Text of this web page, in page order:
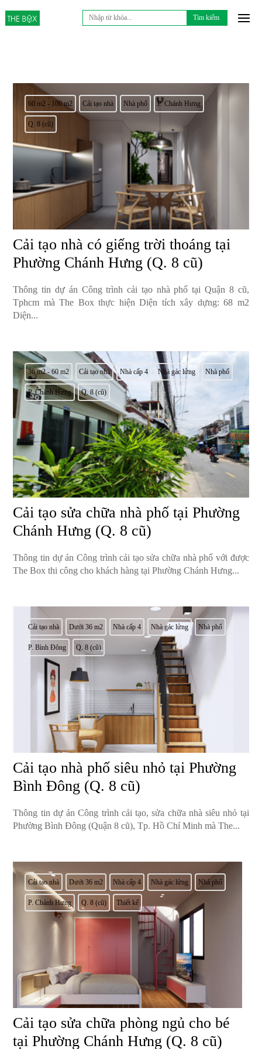
Tìm
kiếm
60 m2 - 100 m2 Cải tạo nhà Nhà phố P. Chánh Hưng
Q. 8 (cũ)
Cải tạo nhà có giếng trời thoáng tại
Phường Chánh Hưng (Q. 8 cũ)
Thông tin dự án Công trình cải tạo nhà phố tại Quận 8 cũ,
Tphcm mà The Box thực hiện Diện tích xây dựng: 68 m2
Diện...
36 m2 - 60 m2 Cải tạo nhà Nhà cấp 4 Nhà gác lửng Nhà phố
P. Chánh Hưng Q. 8 (cũ)
Cải tạo sửa chữa nhà phố tại Phường
Chánh Hưng (Q. 8 cũ)
Thông tin dự án Công trình cải tạo sửa chữa nhà phố với được
The Box thi công cho khách hàng tại Phường Chánh Hưng...
Cải tạo nhà Dưới 36 m2 Nhà cấp 4 Nhà gác lửng Nhà phố
P. Bình Đông Q. 8 (cũ)
Cải tạo nhà phố siêu nhỏ tại Phường
Bình Đông (Q. 8 cũ)
Thông tin dự án Công trình cải tạo, sửa chữa nhà siêu nhỏ tại
Phường Bình Đông (Quận 8 cũ), Tp. Hồ Chí Minh mà The...
Cải tạo nhà Dưới 36 m2 Nhà cấp 4 Nhà gác lửng Nhà phố
P. Chánh Hưng Q. 8 (cũ) Thiết kế
Cải tạo sửa chữa phòng ngủ cho bé
tại Phường Chánh Hưng (Q. 8 cũ)